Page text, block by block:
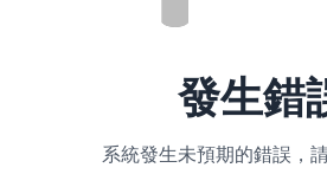
發生錯
系統發生未預期的錯誤，請